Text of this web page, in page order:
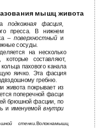
мышц живота
подкожная фасция,
пресса. В нижнем
–поверхностныйи
сосуды.
на несколько
составляют,
пахового канала
яичко. Эта фасция
гребню.
живота покрывает из
поперечной фасци
брюшной фасции, по
и именуемойвнутри
стенки.Волокнамышц